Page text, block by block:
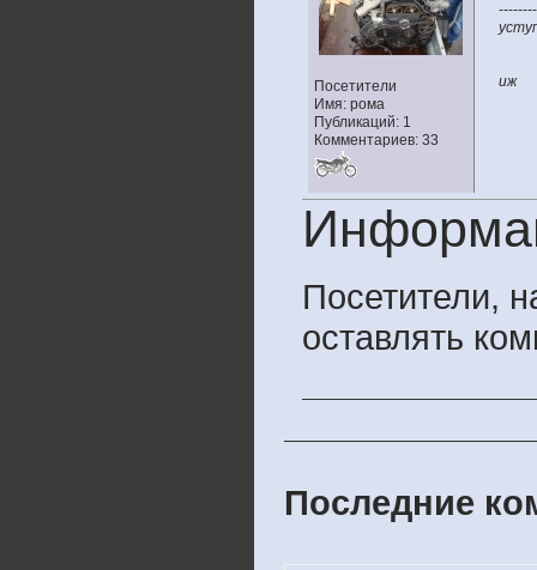
Посетители
Имя: рома
Публикаций: 1
Комментариев: 33
иж
Посетители,
оставлять
Последние